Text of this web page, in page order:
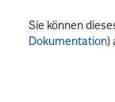
Sie können
Dokumentation)